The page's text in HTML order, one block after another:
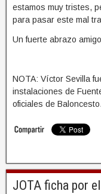
estamos muy tristes,
para pasar este mal
Un fuerte abrazo
NOTA: Víctor Sevilla
instalaciones de
oficiales de Baloncesto.
JOTA ficha por